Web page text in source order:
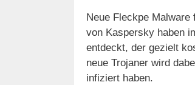
Neue Fleckpe
von Kaspersky haben
entdeckt, der gezielt
neue Trojaner wird
infiziert haben.